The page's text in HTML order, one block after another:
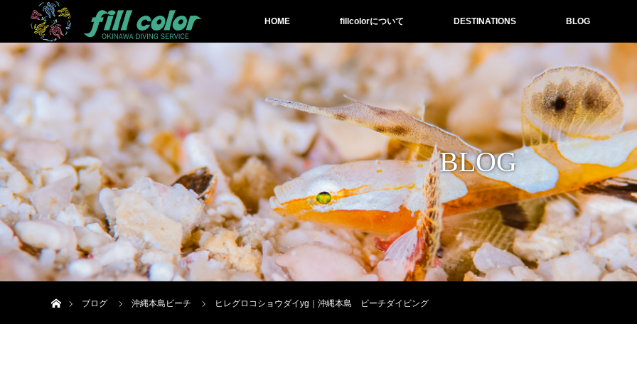
HOME fillcolorについて DESTINATIONS BLOG
BLOG
ブログ
沖縄本島ビーチ ヒレグロコショウダイyg｜沖縄本島 ビーチダイビング